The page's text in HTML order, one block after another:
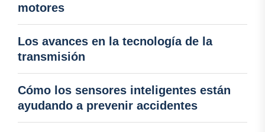
motores
Los avances en la tecnología de la
transmisión
Cómo los sensores inteligentes están
ayudando a prevenir accidentes